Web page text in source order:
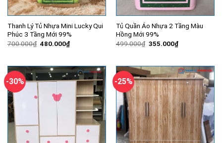
Thanh Lý Tủ Nhựa Mini Lucky Qui
Phúc 3 Tầng Mới 99%
700.000₫ Giá
480.000₫Giá
hiện
480.000₫.
Tủ Quần Áo Nhựa 2 Tầng Màu
Hồng Mới 99%
499.000₫ Giá
355.000₫Giá
hiện
355.000₫.
-30% -25%